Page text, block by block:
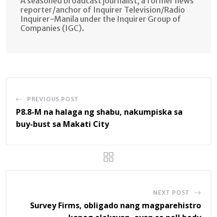
reporter/anchor of Inquirer Television/Radio
Inquirer-Manila under the Inquirer Group of
Companies (IGC).
PREVIOUS POST
P8.8-M na halaga ng shabu, nakumpiska sa
buy-bust sa Makati City
NEXT POST
Survey Firms, obligado nang magparehistro